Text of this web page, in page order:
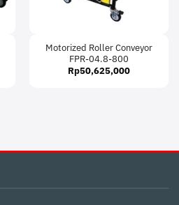
Motorized Roller Conveyor
FPR-04.8-800
Rp50,625,000